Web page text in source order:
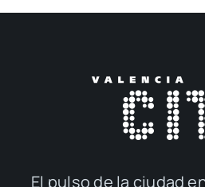
El pul­so de la ciu­dad